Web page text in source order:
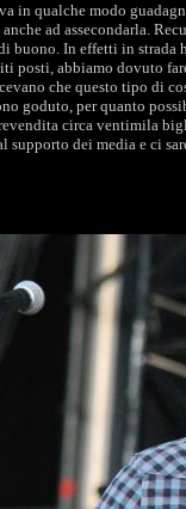
in qualche modo
ad assecondarla.
buono. In effetti in
posti, abbiamo dovuto
che questo tipo di
goduto, per quanto
circa ventimila
supporto dei media e ci